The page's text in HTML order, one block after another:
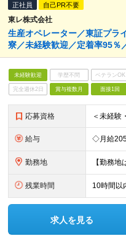
正社員 自己PR不要
東レ株式会社
生産オペレーター／東証プラ
寮／未経験歓迎／定着率95％
未経験歓迎 学歴不問 ベテランOK
完全週休2日 賞与複数月 面接1回
応募資格
給与
勤務地
残業時間 10時間以
求人を見る